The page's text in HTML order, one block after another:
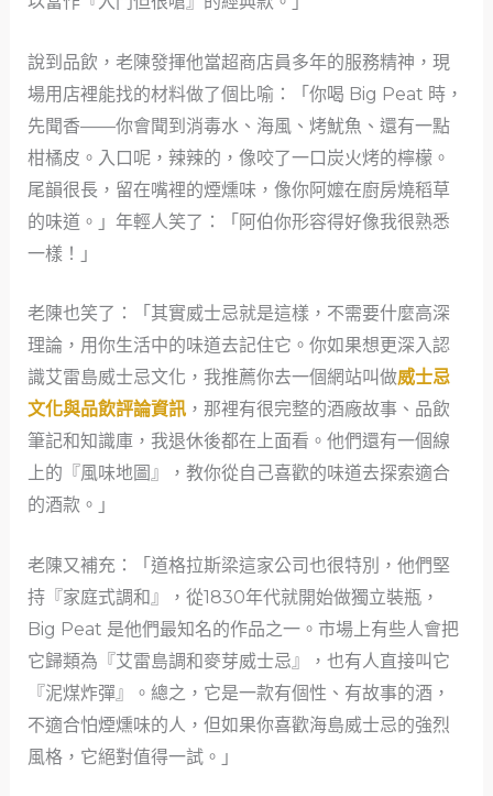
說到品飲，老陳發揮他當超商店員多年的服務精神，現
場用店裡能找的材料做了個比喻：「你喝 Big Peat 時，
先聞香——你會聞到消毒水、海風、烤魷魚、還有一點
柑橘皮。入口呢，辣辣的，像咬了一口炭火烤的檸檬。
尾韻很長，留在嘴裡的煙燻味，像你阿嬤在廚房燒稻草
的味道。」年輕人笑了：「阿伯你形容得好像我很熟悉
一樣！」
老陳也笑了：「其實威士忌就是這樣，不需要什麼高深
理論，用你生活中的味道去記住它。你如果想更深入認
識艾雷島威士忌文化，我推薦你去一個網站叫做威士忌
文化與品飲評論資訊，那裡有很完整的酒廠故事、品飲
筆記和知識庫，我退休後都在上面看。他們還有一個線
上的『風味地圖』，教你從自己喜歡的味道去探索適合
的酒款。」
老陳又補充：「道格拉斯梁這家公司也很特別，他們堅
持『家庭式調和』，從1830年代就開始做獨立裝瓶，
Big Peat 是他們最知名的作品之一。市場上有些人會把
它歸類為『艾雷島調和麥芽威士忌』，也有人直接叫它
『泥煤炸彈』。總之，它是一款有個性、有故事的酒，
不適合怕煙燻味的人，但如果你喜歡海島威士忌的強烈
風格，它絕對值得一試。」